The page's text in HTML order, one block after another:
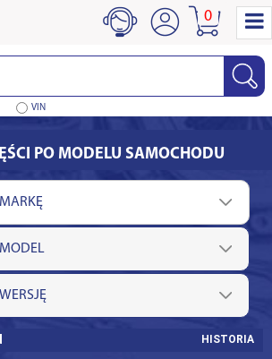
VIN
0
PO MODELU SAMOCHODU
HISTORIA